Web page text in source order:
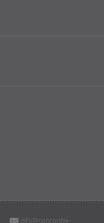
info@concordia-